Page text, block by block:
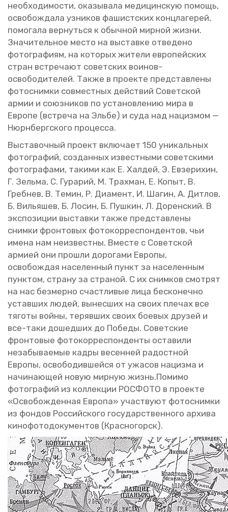
необ­хо­ди­мо­сти, ока­зы­ва­ла ме­ди­цин­скую по­мощь,
осво­бож­да­ла уз­ни­ков фа­шист­ских конц­ла­ге­рей,
по­мо­га­ла вер­нуть­ся к обыч­ной мир­ной жизни.
Зна­чи­тель­ное место на вы­став­ке от­ве­де­но
фо­то­гра­фи­ям, на ко­то­рых жи­те­ли ев­ро­пей­ских
стран встре­ча­ют со­вет­ских во­и­нов-
осво­бо­ди­те­лей. Также в про­ек­те пред­став­ле­ны
фо­то­сним­ки сов­мест­ных дей­ствий Со­вет­ской
армии и со­юз­ни­ков по уста­нов­ле­нию мира в
Ев­ро­пе (встре­ча на Эльбе) и суда над на­циз­мом —
Нюрн­берг­ско­го про­цес­са.
Вы­ста­воч­ный про­ект вклю­ча­ет 150 уни­каль­ных
фо­то­гра­фий, со­здан­ных из­вест­ны­ми со­вет­ски­ми
фо­то­гра­фа­ми, та­ки­ми как Е. Хал­дей, Э. Евзе­ри­хин,
Г. Зель­ма, С. Гу­ра­рий, М. Трах­ман, Е. Копыт, В.
Греб­нев, В. Темин, Р. Ди­а­мент, И. Шагин, А. Дит­лов,
Б. Ви­лья­шев, Б. Лосин, Б. Пуш­кин, Л. До­рен­ский. В
экс­по­зи­ции вы­став­ки также пред­став­ле­ны
сним­ки фрон­то­вых фо­то­кор­ре­спон­ден­тов, чьи
имена нам неиз­вест­ны. Вме­сте с Со­вет­ской
ар­ми­ей они про­шли до­ро­га­ми Ев­ро­пы,
осво­бож­дая на­се­лен­ный пункт за на­се­лен­ным
пунк­том, стра­ну за стра­ной. С их сним­ков смот­рят
на нас без­мер­но счаст­ли­вые лица бес­ко­неч­но
устав­ших людей, вы­нес­ших на своих пле­чах все
тя­го­ты войны, те­ряв­ших своих бо­е­вых дру­зей и
все-таки до­шед­ших до По­бе­ды. Со­вет­ские
фрон­то­вые фо­то­кор­ре­спон­ден­ты оста­ви­ли
неза­бы­ва­е­мые кадры ве­сен­ней ра­дост­ной
Ев­ро­пы, осво­бо­див­шей­ся от ужа­сов на­циз­ма и
на­чи­на­ю­щей новую мир­ную жизнь.По­ми­мо
фо­то­гра­фий из кол­лек­ции РОС­ФО­ТО в про­ек­те
«Осво­бож­ден­ная Ев­ро­па» участ­ву­ют фо­то­сним­ки
из фон­дов Рос­сий­ско­го го­су­дар­ствен­но­го ар­хи­ва
ки­но­фо­то­до­ку­мен­тов (Крас­но­горск).